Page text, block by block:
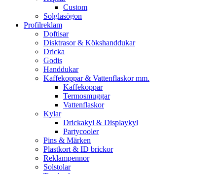
Custom
Solglasögon
Profilreklam
Doftisar
Disktrasor & Kökshanddukar
Dricka
Godis
Handdukar
Kaffekoppar & Vattenflaskor mm.
Kaffekoppar
Termosmuggar
Vattenflaskor
Kylar
Drickakyl & Displaykyl
Partycooler
Pins & Märken
Plastkort & ID brickor
Reklampennor
Solstolar